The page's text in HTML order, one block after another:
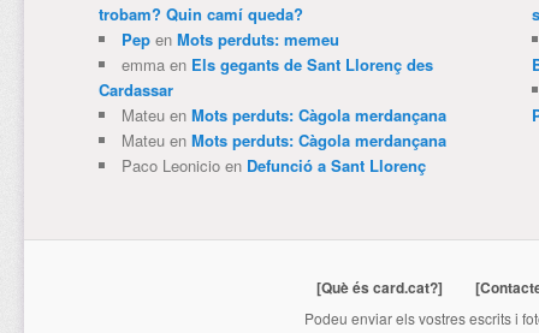
trobam? Quin camí queda?
Pepen Mots perduts: memeu
emmaen Els gegants de Sant Llorenç des
Cardassar
Mateuen Mots perduts: Càgola merdançana
Mateuen Mots perduts: Càgola merdançana
Paco Leonicioen Defunció a Sant Llorenç
[Què és card.cat?]
Podeu enviar els vostres escrits i